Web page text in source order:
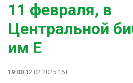
️11 февраля, в
Центральной
им Е
19:00 12.02.2025 16+